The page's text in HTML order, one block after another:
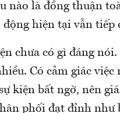
là đồng thuận
hiện tại vẫn tiếp
chưa có gì đáng
Có cảm giác việc
kiện bất ngờ, nên
phối đạt đỉnh